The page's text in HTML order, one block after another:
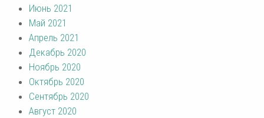
Июнь 2021
Май 2021
Апрель 2021
Декабрь 2020
Ноябрь 2020
Октябрь 2020
Сентябрь 2020
Август 2020